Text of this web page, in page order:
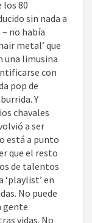
los 80
sin nada a
no había
metal’ que
una limusina
con
pop de
Y
chavales
a ser
está a punto
que el resto
de talentos
‘playlist’ en
No puede
gente
vidas. No